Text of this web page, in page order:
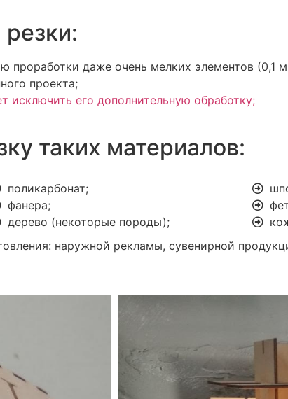
проработки даже очень мелких элементов (0,1
проекта;
исключить его дополнительную обработку;
таких материалов:
поликарбонат;
фанера;
дерево (некоторые породы);
наружной рекламы, сувенирной